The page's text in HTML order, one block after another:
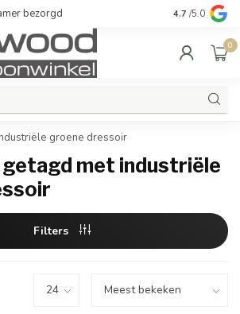
bezorgd Kwaliteit &
4.7 /5.0
0
groene dressoir
met industriële
Filters